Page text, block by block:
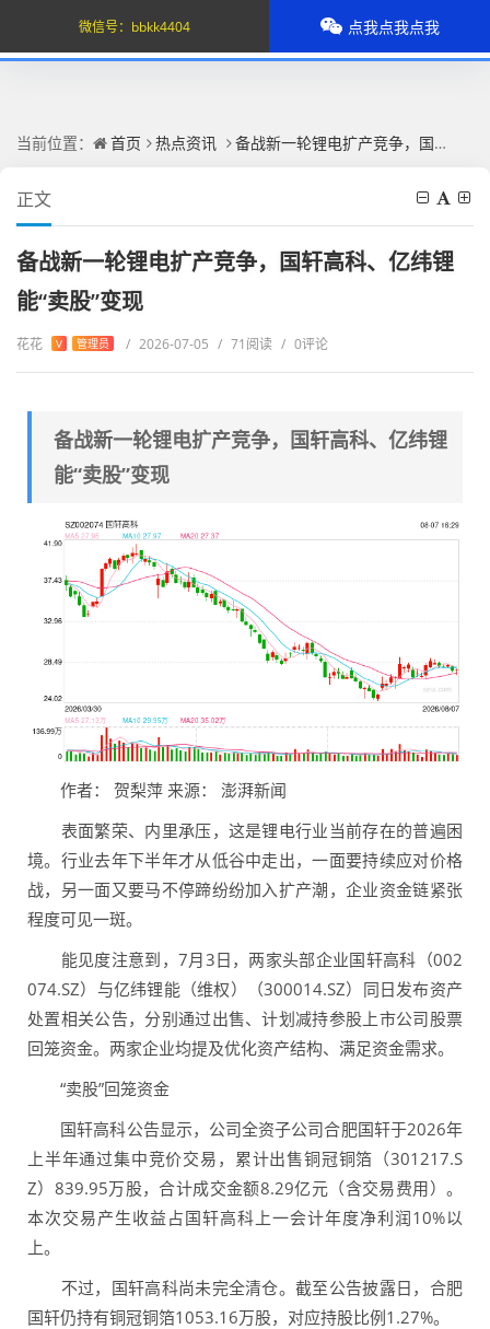
当前位置： 首页 热点资讯 备战新一轮锂电扩产竞争，国轩高科、亿纬锂能“卖股”变现
正文
备战新一轮锂电扩产竞争，国轩高科、亿纬锂
能“卖股”变现
花花 V 管理员 / 2026-07-05 / 71阅读 / 0评论
备战新一轮锂电扩产竞争，国轩高科、亿纬锂
能“卖股”变现
作者： 贺梨萍 来源： 澎湃新闻
表面繁荣、内里承压，这是锂电行业当前存在的普遍困
境。行业去年下半年才从低谷中走出，一面要持续应对价格
战，另一面又要马不停蹄纷纷加入扩产潮，企业资金链紧张
程度可见一斑。
能见度注意到，7月3日，两家头部企业国轩高科（002
074.SZ）与亿纬锂能（维权）（300014.SZ）同日发布资产
处置相关公告，分别通过出售、计划减持参股上市公司股票
回笼资金。两家企业均提及优化资产结构、满足资金需求。
“卖股”回笼资金
国轩高科公告显示，公司全资子公司合肥国轩于2026年
上半年通过集中竞价交易，累计出售铜冠铜箔（301217.S
Z）839.95万股，合计成交金额8.29亿元（含交易费用）。
本次交易产生收益占国轩高科上一会计年度净利润10%以
上。
不过，国轩高科尚未完全清仓。截至公告披露日，合肥
国轩仍持有铜冠铜箔1053.16万股，对应持股比例1.27%。
微信号： bbkk4404 点我点我点我